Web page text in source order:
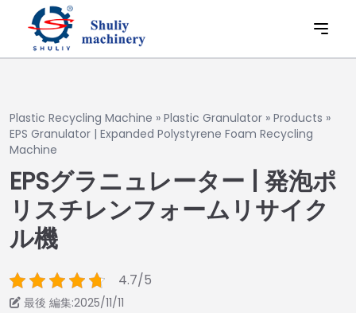
Plastic Recycling Machine » Plastic Granulator » Products »
EPS Granulator | Expanded Polystyrene Foam Recycling
Machine
EPSグラニュレーター | 発泡ポ
リスチレンフォームリサイク
ル機
4.7/5
最後 編集:2025/11/11